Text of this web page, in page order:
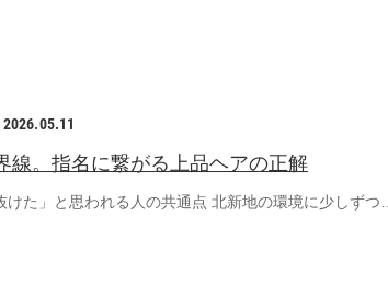
2026.05.11
線。指名に繋がる上品ヘアの正解
けた」と思われる人の共通点 北新地の環境に少しずつ…